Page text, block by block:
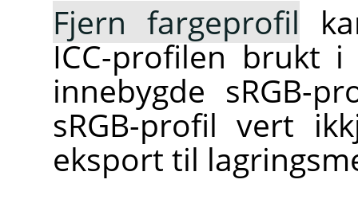
Fjern fargeprofil
ICC-profilen brukt
innebygde sRGB-
sRGB-profil vert
eksport til